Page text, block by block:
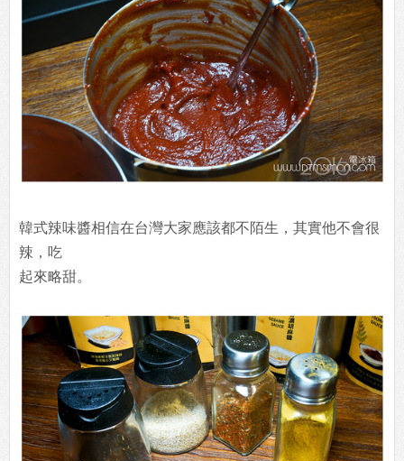
韓式辣味醬相信在台灣大家應該都不陌生，其實他不會很
辣，吃
起來略甜。